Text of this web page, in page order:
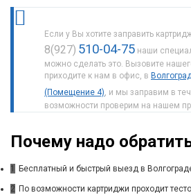
Если у Вы хотите заправить
8(927) 510-04-75 наши
можно сделать это. Вызовите
приходите к нам в офис, в
(Помещение 4), и мы заправим в
возможности проверим на нашем
Почему надо
1 Бесплатный и быстрый выезд в
2 По возможности картриджи проходит